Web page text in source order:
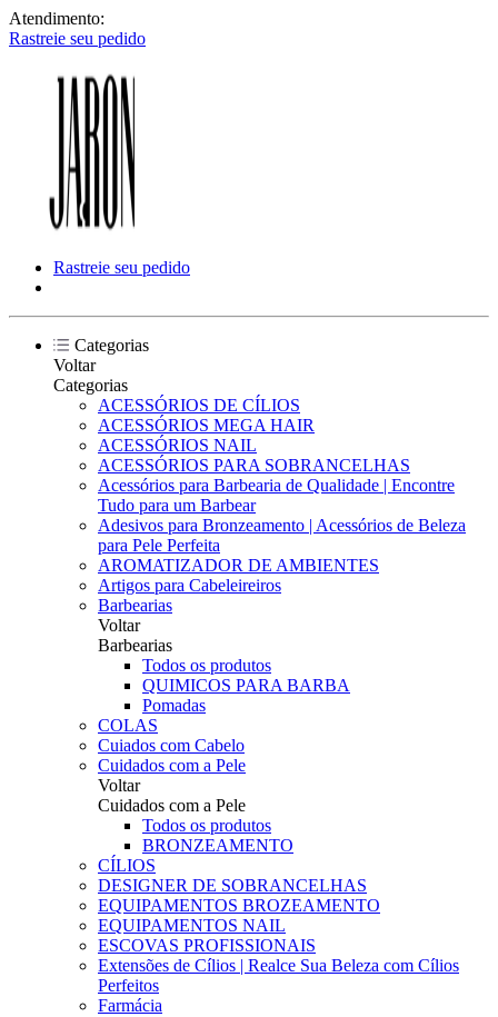
Atendimento:
Rastreie seu pedido
Rastreie seu pedido
Categorias
Voltar
Categorias
ACESSÓRIOS DE CÍLIOS
ACESSÓRIOS MEGA HAIR
ACESSÓRIOS NAIL
ACESSÓRIOS PARA SOBRANCELHAS
Acessórios para Barbearia de Qualidade | Encontre
Tudo para um Barbear
Adesivos para Bronzeamento | Acessórios de Beleza
para Pele Perfeita
AROMATIZADOR DE AMBIENTES
Artigos para Cabeleireiros
Barbearias
Voltar
Barbearias
Todos os produtos
QUIMICOS PARA BARBA
Pomadas
COLAS
Cuiados com Cabelo
Cuidados com a Pele
Voltar
Cuidados com a Pele
Todos os produtos
BRONZEAMENTO
CÍLIOS
DESIGNER DE SOBRANCELHAS
EQUIPAMENTOS BROZEAMENTO
EQUIPAMENTOS NAIL
ESCOVAS PROFISSIONAIS
Extensões de Cílios | Realce Sua Beleza com Cílios
Perfeitos
Farmácia